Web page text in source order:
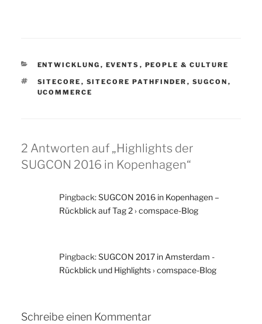
KATEGORIEN
ENTWICKLUNG , EVENTS , PEOPLE & CULTURE
SCHLAGWÖRTER
SITECORE , SITECORE PATHFINDER , SUGCON ,
UCOMMERCE
2 Antworten auf „Highlights der
SUGCON 2016 in Kopenhagen“
Pingback:SUGCON 2016 in Kopenhagen –
Rückblick auf Tag 2 › comspace-Blog
Pingback:SUGCON 2017 in Amsterdam -
Rückblick und Highlights › comspace-Blog
Schreibe einen Kommentar